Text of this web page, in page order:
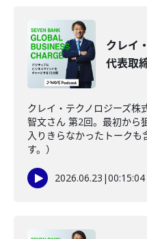
クレイ
代表取
クレイ・テクノロジーズ株
智文さん 第2回。最初から
入りきらなかったトーク
す。）
2026.06.23 |00:15:04